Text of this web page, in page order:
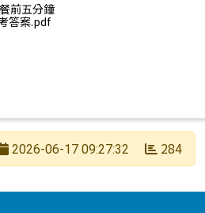
前五分鐘
答案.pdf
2026-06-17 09:27:32 284